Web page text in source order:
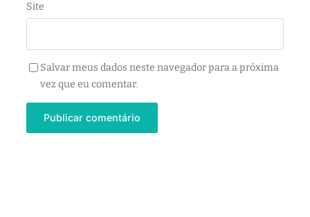
Site
Salvar meus dados neste navegador para a próxima
vez que eu comentar.